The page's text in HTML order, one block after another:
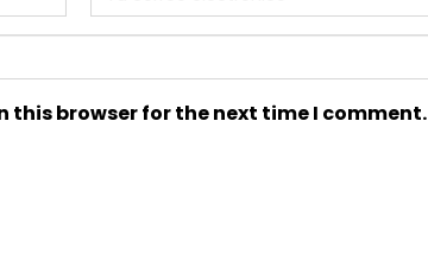
this browser for the next time I comment.